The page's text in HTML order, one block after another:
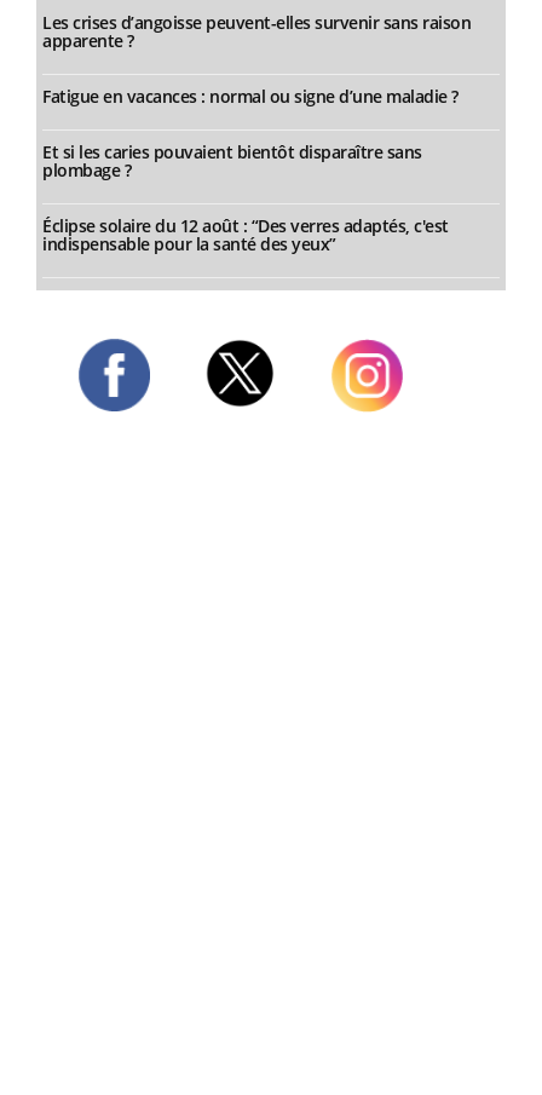
Les crises d’angoisse peuvent-elles survenir sans raison
apparente ?
Fatigue en vacances : normal ou signe d’une maladie ?
Et si les caries pouvaient bientôt disparaître sans
plombage ?
Éclipse solaire du 12 août : “Des verres adaptés, c'est
indispensable pour la santé des yeux”